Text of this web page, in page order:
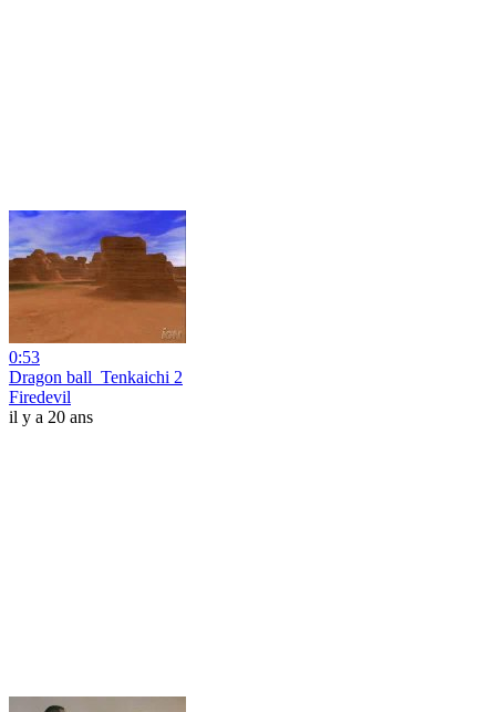
0:53
Dragon ball_Tenkaichi 2
Firedevil
il y a 20 ans